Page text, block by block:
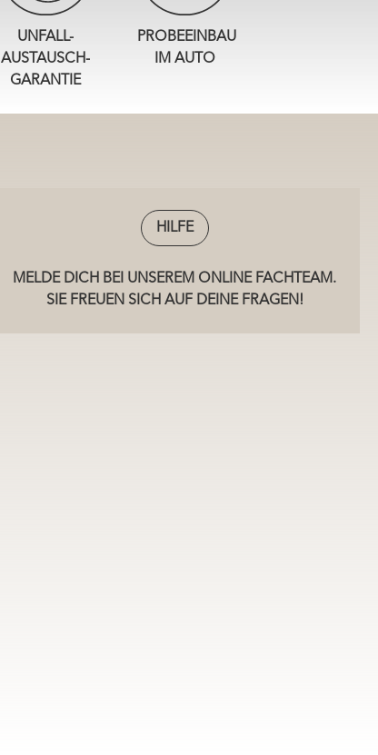
UNFALL-
AUSTAUSCH-
GARANTIE
PROBEEINBAU
IM AUTO
HILFE
MELDE DICH BEI UNSEREM ONLINE FACHTEAM.
SIE FREUEN SICH AUF DEINE FRAGEN!